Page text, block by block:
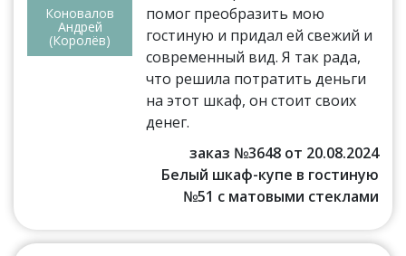
Коновалов
Андрей
(Королёв)
помог преобразить мою
гостиную и придал ей свежий и
современный вид. Я так рада,
что решила потратить деньги
на этот шкаф, он стоит своих
денег.
заказ №3648 от 20.08.2024
Белый шкаф-купе в гостиную
№51 с матовыми стеклами